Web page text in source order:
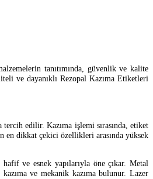
tanıtımında, güvenlik ve kalite
ve dayanıklı Rezopal Kazıma Etiketleri
edilir. Kazıma işlemi sırasında, etiket
en dikkat çekici özellikleri arasında yüksek
ve esnek yapılarıyla öne çıkar. Metal
ve mekanik kazıma bulunur. Lazer